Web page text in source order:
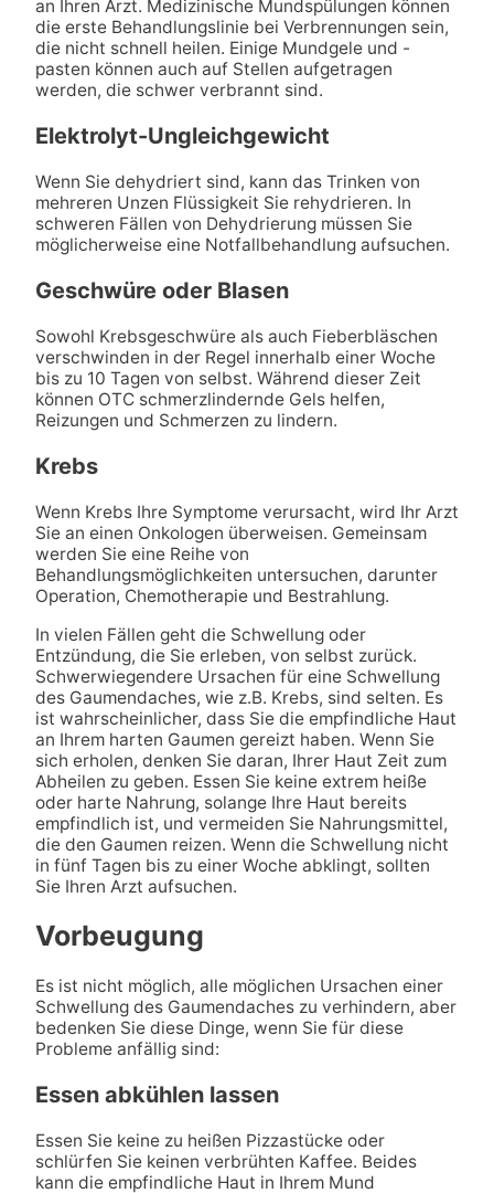
an Ihren Arzt. Medizinische Mundspülungen können
die erste Behandlungslinie bei Verbrennungen sein,
die nicht schnell heilen. Einige Mundgele und -
pasten können auch auf Stellen aufgetragen
werden, die schwer verbrannt sind.
Elektrolyt-Ungleichgewicht
Wenn Sie dehydriert sind, kann das Trinken von
mehreren Unzen Flüssigkeit Sie rehydrieren. In
schweren Fällen von Dehydrierung müssen Sie
möglicherweise eine Notfallbehandlung aufsuchen.
Geschwüre oder Blasen
Sowohl Krebsgeschwüre als auch Fieberbläschen
verschwinden in der Regel innerhalb einer Woche
bis zu 10 Tagen von selbst. Während dieser Zeit
können OTC schmerzlindernde Gels helfen,
Reizungen und Schmerzen zu lindern.
Krebs
Wenn Krebs Ihre Symptome verursacht, wird Ihr Arzt
Sie an einen Onkologen überweisen. Gemeinsam
werden Sie eine Reihe von
Behandlungsmöglichkeiten untersuchen, darunter
Operation, Chemotherapie und Bestrahlung.
In vielen Fällen geht die Schwellung oder
Entzündung, die Sie erleben, von selbst zurück.
Schwerwiegendere Ursachen für eine Schwellung
des Gaumendaches, wie z.B. Krebs, sind selten. Es
ist wahrscheinlicher, dass Sie die empfindliche Haut
an Ihrem harten Gaumen gereizt haben. Wenn Sie
sich erholen, denken Sie daran, Ihrer Haut Zeit zum
Abheilen zu geben. Essen Sie keine extrem heiße
oder harte Nahrung, solange Ihre Haut bereits
empfindlich ist, und vermeiden Sie Nahrungsmittel,
die den Gaumen reizen. Wenn die Schwellung nicht
in fünf Tagen bis zu einer Woche abklingt, sollten
Sie Ihren Arzt aufsuchen.
Vorbeugung
Es ist nicht möglich, alle möglichen Ursachen einer
Schwellung des Gaumendaches zu verhindern, aber
bedenken Sie diese Dinge, wenn Sie für diese
Probleme anfällig sind:
Essen abkühlen lassen
Essen Sie keine zu heißen Pizzastücke oder
schlürfen Sie keinen verbrühten Kaffee. Beides
kann die empfindliche Haut in Ihrem Mund